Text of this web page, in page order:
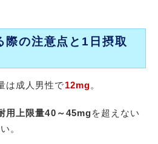
際の注意点と1日摂取
は成人男性で12mg。
用上限量40～45mgを超えない
。